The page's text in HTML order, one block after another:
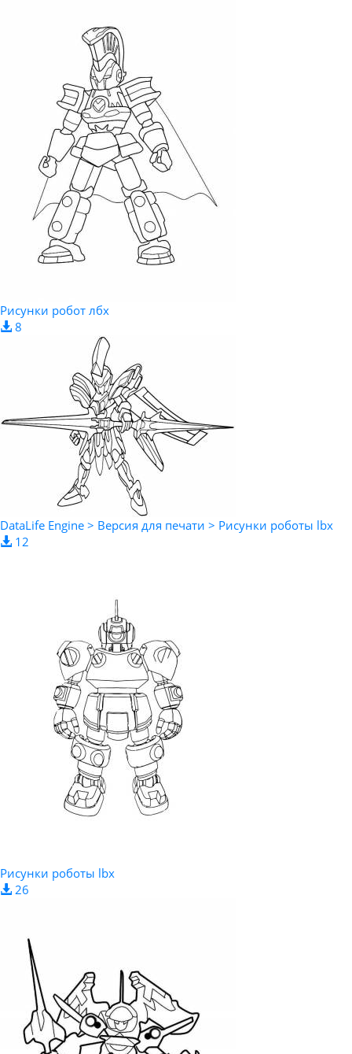
Рисунки робот лбх
8
DataLife Engine > Версия для печати > Рисунки роботы lbx
12
Рисунки роботы lbx
26